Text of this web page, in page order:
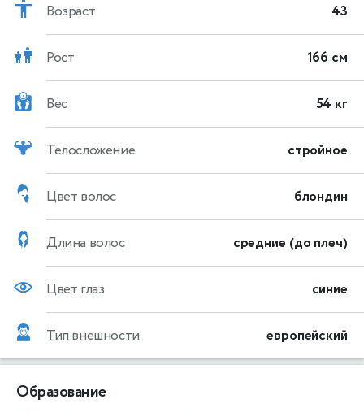
Возраст 43
Рост 166 см
Вес 54 кг
Телосложение стройное
Цвет волос блондин
Длина волос средние (до плеч)
Цвет глаз синие
Тип внешности европейский
Образование